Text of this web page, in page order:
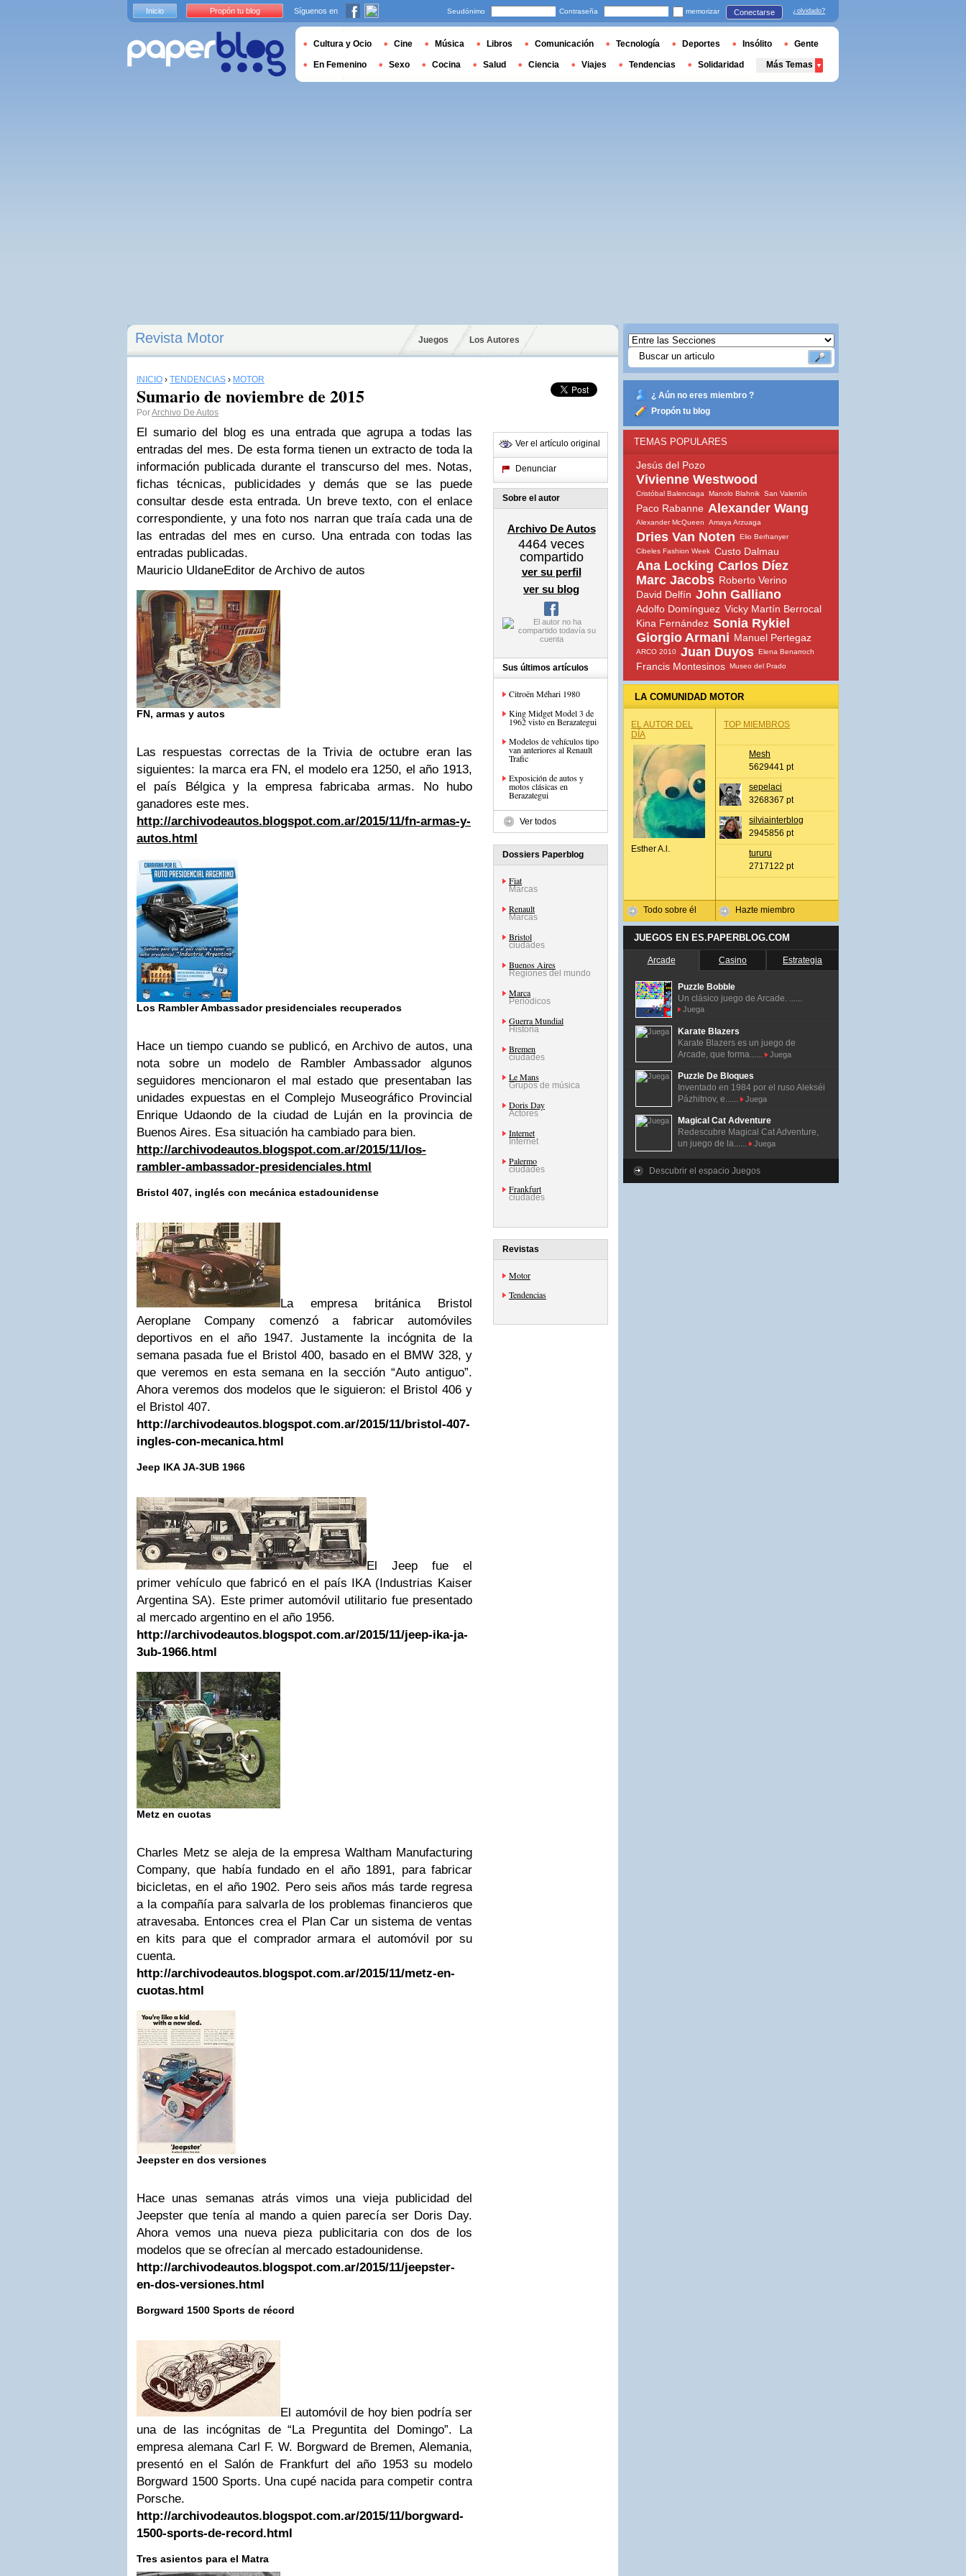
Revista Motor Juegos Los Autores
INICIO › TENDENCIAS › MOTOR
Sumario de noviembre de 2015
PorArchivo De Autos
El sumario del blog es una entrada que agrupa a todas las
entradas del mes. De esta forma tienen un extracto de toda la
información publicada durante el transcurso del mes. Notas,
fichas técnicas, publicidades y demás que se las puede
consultar desde esta entrada. Un breve texto, con el enlace
correspondiente, y una foto nos narran que traía cada una de
las entradas del mes en curso. Una entrada con todas las
entradas publicadas.
Mauricio UldaneEditor de Archivo de autos
FN, armas y autos
Las respuestas correctas de la Trivia de octubre eran las
siguientes: la marca era FN, el modelo era 1250, el año 1913,
el país Bélgica y la empresa fabricaba armas. No hubo
ganadores este mes.
http://archivodeautos.blogspot.com.ar/2015/11/fn-armas-y-
autos.html
Los Rambler Ambassador presidenciales recuperados
Hace un tiempo cuando se publicó, en Archivo de autos, una
nota sobre un modelo de Rambler Ambassador algunos
seguidores mencionaron el mal estado que presentaban las
unidades expuestas en el Complejo Museográfico Provincial
Enrique Udaondo de la ciudad de Luján en la provincia de
Buenos Aires. Esa situación ha cambiado para bien.
http://archivodeautos.blogspot.com.ar/2015/11/los-
rambler-ambassador-presidenciales.html
Bristol 407, inglés con mecánica estadounidense
La empresa británica Bristol
Aeroplane Company comenzó a fabricar automóviles
deportivos en el año 1947. Justamente la incógnita de la
semana pasada fue el Bristol 400, basado en el BMW 328, y
que veremos en esta semana en la sección “Auto antiguo”.
Ahora veremos dos modelos que le siguieron: el Bristol 406 y
el Bristol 407.
http://archivodeautos.blogspot.com.ar/2015/11/bristol-407-
ingles-con-mecanica.html
Jeep IKA JA-3UB 1966
El Jeep fue el
primer vehículo que fabricó en el país IKA (Industrias Kaiser
Argentina SA). Este primer automóvil utilitario fue presentado
al mercado argentino en el año 1956.
http://archivodeautos.blogspot.com.ar/2015/11/jeep-ika-ja-
3ub-1966.html
Metz en cuotas
Charles Metz se aleja de la empresa Waltham Manufacturing
Company, que había fundado en el año 1891, para fabricar
bicicletas, en el año 1902. Pero seis años más tarde regresa
a la compañía para salvarla de los problemas financieros que
atravesaba. Entonces crea el Plan Car un sistema de ventas
en kits para que el comprador armara el automóvil por su
cuenta.
http://archivodeautos.blogspot.com.ar/2015/11/metz-en-
cuotas.html
Jeepster en dos versiones
Hace unas semanas atrás vimos una vieja publicidad del
Jeepster que tenía al mando a quien parecía ser Doris Day.
Ahora vemos una nueva pieza publicitaria con dos de los
modelos que se ofrecían al mercado estadounidense.
http://archivodeautos.blogspot.com.ar/2015/11/jeepster-
en-dos-versiones.html
Borgward 1500 Sports de récord
El automóvil de hoy bien podría ser
una de las incógnitas de “La Preguntita del Domingo”. La
empresa alemana Carl F. W. Borgward de Bremen, Alemania,
presentó en el Salón de Frankfurt del año 1953 su modelo
Borgward 1500 Sports. Una cupé nacida para competir contra
Porsche.
http://archivodeautos.blogspot.com.ar/2015/11/borgward-
1500-sports-de-record.html
Tres asientos para el Matra
Ver el artículo original
Denunciar
Sobre el autor
Archivo De Autos
4464 veces
compartido
ver su perfil
ver su blog
Sus últimos artículos
Citroën Méhari 1980
King Midget Model 3 de
1962 visto en Berazategui
Modelos de vehículos tipo
van anteriores al Renault
Trafic
Exposición de autos y
motos clásicas en
Berazategui
Ver todos
Dossiers Paperblog
Fiat
Marcas
Renault
Marcas
Bristol
ciudades
Buenos Aires
Regiones del mundo
Marca
Periódicos
Guerra Mundial
Historia
Bremen
ciudades
Le Mans
Grupos de música
Doris Day
Actores
Internet
Internet
Palermo
ciudades
Frankfurt
ciudades
Revistas
Motor
Tendencias
¿ Aún no eres miembro ?
Propón tu blog
TEMAS POPULARES
Jesús del Pozo
Vivienne Westwood
Cristóbal Balenciaga Manolo Blahnik San Valentín
Paco Rabanne Alexander Wang
Alexander McQueen Amaya Arzuaga
Dries Van Noten
Elio Berhanyer
Cibeles Fashion Week Custo Dalmau
Ana Locking Carlos Díez
Marc Jacobs Roberto Verino
David Delfín John Galliano
Adolfo Domínguez Vicky Martín Berrocal
Kina Fernández Sonia Rykiel
Giorgio Armani Manuel Pertegaz
ARCO 2010 Juan Duyos Elena Benarroch
Francis Montesinos Museo del Prado
LA COMUNIDAD MOTOR
EL AUTOR DEL
DÍA
Esther A.l.
Todo sobre él
TOP MIEMBROS
Mesh
5629441 pt
sepelaci
3268367 pt
silviainterblog
2945856 pt
tururu
2717122 pt
Hazte miembro
JUEGOS EN ES.PAPERBLOG.COM
Arcade Casino Estrategia
Puzzle Bobble
Un clásico juego de Arcade. ......
Juega
Karate Blazers
Karate Blazers es un juego de
Arcade, que forma......
Juega
Puzzle De Bloques
Inventado en 1984 por el ruso Alekséi
Pázhitnov, e......
Juega
Magical Cat Adventure
Redescubre Magical Cat Adventure,
un juego de la......
Juega
Descubrir el espacio Juegos
Inicio Propón tu blog Síguenos en Seudónimo Contraseña memorizar Conectarse ¿olvidado?
Cultura y Ocio Cine Música Libros Comunicación Tecnología Deportes Insólito Gente
En Femenino Sexo Cocina Salud Ciencia Viajes Tendencias Solidaridad Más Temas